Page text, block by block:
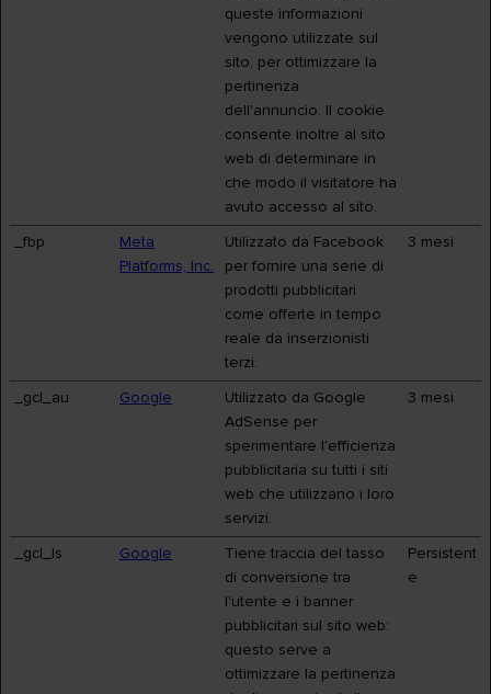
queste informazioni
vengono utilizzate sul
sito, per ottimizzare la
pertinenza
dell'annuncio. Il cookie
consente inoltre al sito
web di determinare in
che modo il visitatore ha
avuto accesso al sito.
_fbp
Meta
Platforms, Inc.
Utilizzato da Facebook
per fornire una serie di
prodotti pubblicitari
come offerte in tempo
reale da inserzionisti
terzi.
3 mesi
_gcl_au Google
Utilizzato da Google
AdSense per
sperimentare l'efficienza
pubblicitaria su tutti i siti
web che utilizzano i loro
servizi.
3 mesi
_gcl_ls Google
Tiene traccia del tasso
di conversione tra
l'utente e i banner
pubblicitari sul sito web:
questo serve a
ottimizzare la pertinenza
Persistent
e